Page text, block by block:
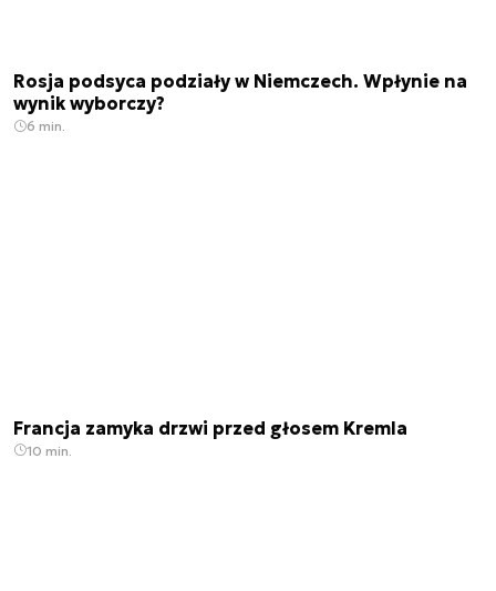
Rosja podsyca podziały w Niemczech. Wpłynie na
wynik wyborczy?
6 min.
Francja zamyka drzwi przed głosem Kremla
10 min.